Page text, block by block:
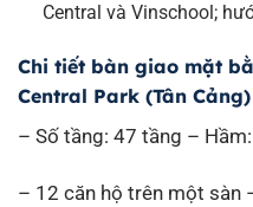
Central và Vinschool;
Chi tiết bàn giao mặt
Central Park (Tân Cảng)​
– Số tầng: 47 tầng –
– 12 căn hộ trên một sàn